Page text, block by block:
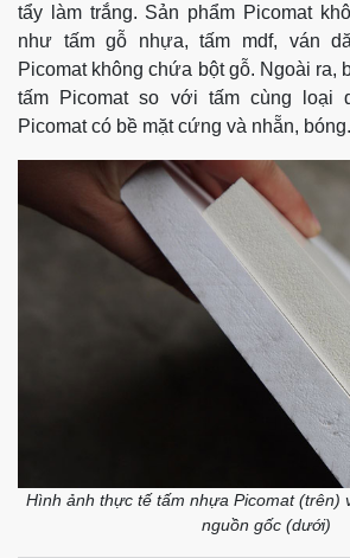
tẩy làm trắng. Sản phẩm Picomat
như tấm gỗ nhựa, tấm mdf, ván
Picomat không chứa bột gỗ. Ngoài ra,
tấm Picomat so với tấm cùng loại
Picomat có bề mặt cứng và nhẵn, bóng.
Hình ảnh thực tế tấm nhựa Picomat (trên)
nguồn gốc (dưới)